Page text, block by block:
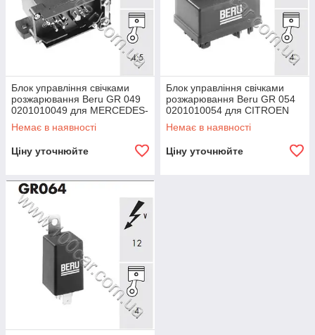
Блок управління свічками
розжарювання Beru GR 049
0201010049 для MERCEDES-
BENZ 190 (W201), G-CLASS
(W461), T1 Box/Bus
Немає в наявності
Ціну уточнюйте
Блок управління свічками
розжарювання Beru GR 054
0201010054 для CITROEN
AX, BERLINGO, JUMPER,
SAXO, XANTIA, XSARA,
Немає в наявності
Ціну уточнюйте